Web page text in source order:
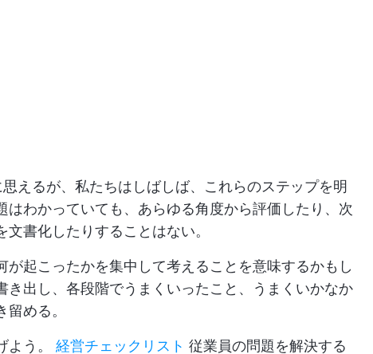
えるが、私たちはしばしば、これらのステップを明
わかっていても、あらゆる角度から評価したり、次
書化したりすることはない。
が起こったかを集中して考えることを意味するかもし
き出し、各段階でうまくいったこと、うまくいかなか
める。
よう。 経営チェックリスト 従業員の問題を解決する